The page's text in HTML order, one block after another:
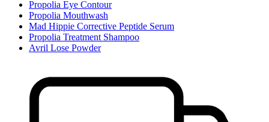
Propolia Eye Contour
Propolia Mouthwash
Mad Hippie Corrective Peptide Serum
Propolia Treatment Shampoo
Avril Lose Powder